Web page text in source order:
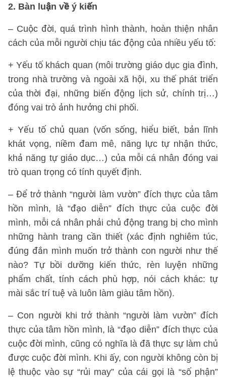
2. Bàn luận về ý kiến
– Cuộc đời, quá trình hình thành, hoàn thiện nhân
cách của mỗi người chịu tác động của nhiều yếu tố:
+ Yếu tố khách quan (môi trường giáo dục gia đình,
trong nhà trường và ngoài xã hội, xu thế phát triển
của thời đại, những biến động lịch sử, chính trị…)
đóng vai trò ảnh hưởng chi phối.
+ Yếu tố chủ quan (vốn sống, hiểu biết, bản lĩnh
khát vọng, niềm đam mê, năng lực tự nhận thức,
khả năng tự giáo dục…) của mỗi cá nhân đóng vai
trò quan trọng có tính quyết định.
– Để trở thành “người làm vườn” đích thực của tâm
hồn mình, là “đạo diễn” đích thực của cuộc đời
mình, mỗi cá nhân phải chủ động trang bị cho mình
những hành trang cần thiết (xác định nghiêm túc,
đúng đắn mình muốn trở thành con người như thế
nào? Tự bồi dưỡng kiến thức, rèn luyện những
phẩm chất, tính cách phù hợp, nói cách khác: tự
mài sắc trí tuệ và luôn làm giàu tâm hồn).
– Con người khi trở thành “người làm vườn” đích
thực của tâm hồn mình, là “đạo diễn” đích thực của
cuộc đời mình, cũng có nghĩa là đã thực sự làm chủ
được cuộc đời mình. Khi ấy, con người không còn bị
lệ thuộc vào sự “rủi may” của cái gọi là “số phận”